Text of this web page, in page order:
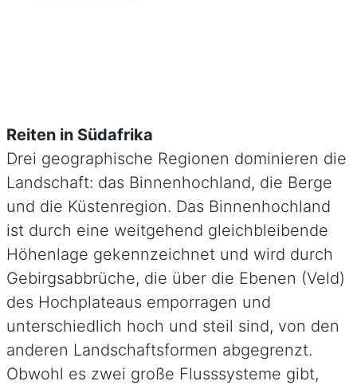
Reiten in Südafrika
Drei geographische Regionen dominieren die
Landschaft: das Binnenhochland, die Berge
und die Küstenregion. Das Binnenhochland
ist durch eine weitgehend gleichbleibende
Höhenlage gekennzeichnet und wird durch
Gebirgsabbrüche, die über die Ebenen (Veld)
des Hochplateaus emporragen und
unterschiedlich hoch und steil sind, von den
anderen Landschaftsformen abgegrenzt.
Obwohl es zwei große Flusssysteme gibt,